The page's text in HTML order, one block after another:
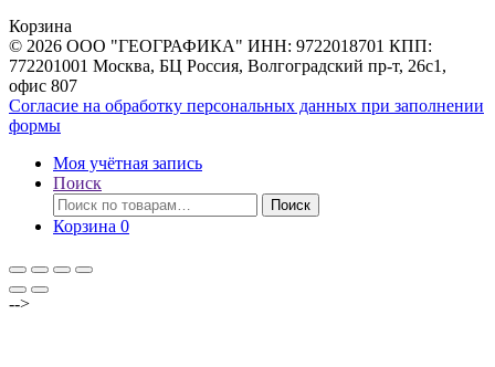
Корзина
© 2026 ООО "ГЕОГРАФИКА" ИНН: 9722018701 КПП:
772201001 Москва, БЦ Россия, Волгоградский пр-т, 26с1,
офис 807
Согласие на обработку персональных данных при заполнении
формы
Моя учётная запись
Поиск
Искать:
Поиск
Корзина 0
-->